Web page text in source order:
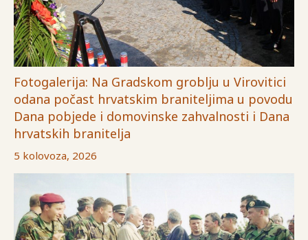
Fotogalerija: Na Gradskom groblju u Virovitici
odana počast hrvatskim braniteljima u povodu
Dana pobjede i domovinske zahvalnosti i Dana
hrvatskih branitelja
5 kolovoza, 2026